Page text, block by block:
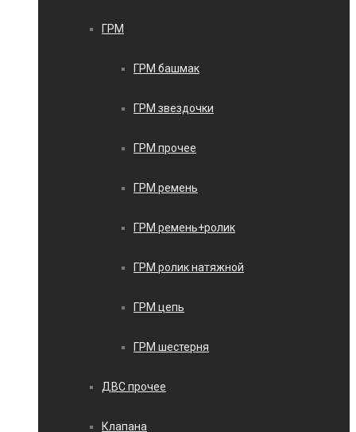
ГРМ
ГРМ башмак
ГРМ звездочки
ГРМ прочее
ГРМ ремень
ГРМ ремень+ролик
ГРМ ролик натяжной
ГРМ цепь
ГРМ шестерня
ДВС прочее
Клапана